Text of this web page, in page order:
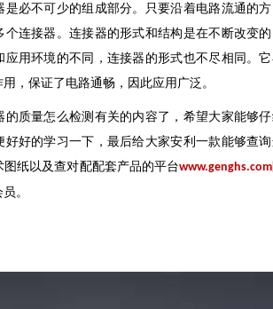
是必不可少的组成部分。只要沿着电路流通的
个连接器。连接器的形式和结构是在不断改变
应用环境的不同，连接器的形式也不尽相同。
，保证了电路通畅，因此应用广泛。
的质量怎么检测有关的内容了，希望大家能够
好好的学习一下，最后给大家安利一款能够查
纸以及查对配配套产品的平台www.genghs.com
。